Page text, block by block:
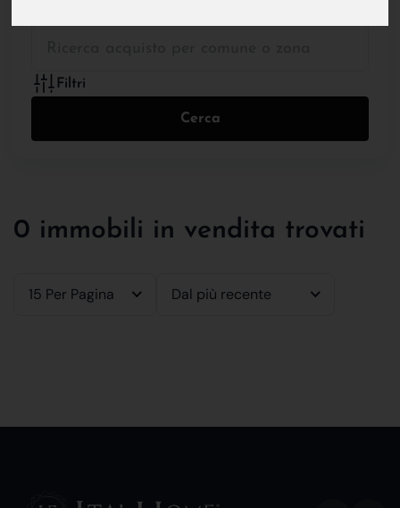
Filtri
Cerca
0 immobili in vendita trovati
15 Per Pagina Dal più recente